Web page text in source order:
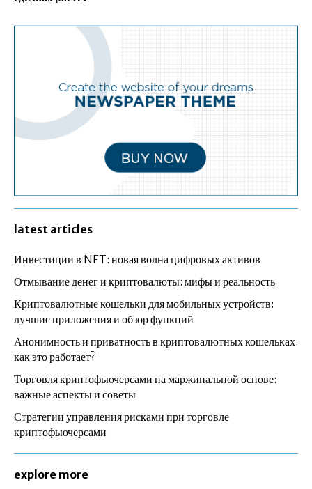
latest articles
Инвестиции в NFT: новая волна цифровых активов
Отмывание денег и криптовалюты: мифы и реальность
Криптовалютные кошельки для мобильных устройств:
лучшие приложения и обзор функций
Анонимность и приватность в криптовалютных кошельках:
как это работает?
Торговля криптофьючерсами на маржинальной основе:
важные аспекты и советы
Стратегии управления рисками при торговле
криптофьючерсами
explore more